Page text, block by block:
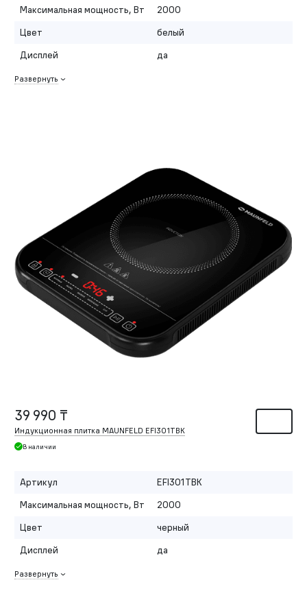
Максимальная мощность, Вт
2000
Цвет
белый
Дисплей
да
Развернуть
39 990 ₸
Индукционная плитка MAUNFELD EFI301TBK
В наличии
Артикул
EFI301TBK
Максимальная мощность, Вт
2000
Цвет
черный
Дисплей
да
Развернуть